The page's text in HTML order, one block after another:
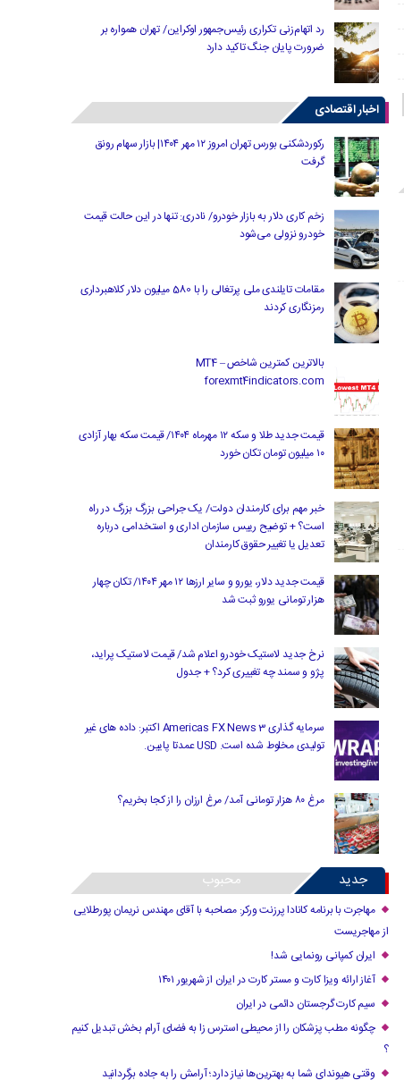
رد اتهام‌زنی تکراری رئیس‌جمهور اوکراین/ تهران همواره بر
ضرورت پایان جنگ تاکید دارد
اخبار اقتصادی
رکوردشکنی بورس تهران امروز ۱۲ مهر ۱۴۰۴| بازار سهام رونق
گرفت
زخم کاری دلار به بازار خودرو/ نادری: تنها در این حالت قیمت
خودرو نزولی می‌شود
مقامات تایلندی ملی پرتغالی را با 580 میلیون دلار کلاهبرداری
رمزنگاری کردند
بالاترین کمترین شاخص MT4 –
forexmt4indicators.com
قیمت جدید طلا و سکه ۱۲ مهرماه ۱۴۰۴/ قیمت سکه بهار آزادی
۱۰ میلیون تومان تکان خورد
خبر مهم برای کارمندان دولت/ یک جراحی بزرگ بزرگ در راه
است؟ + توضیح رییس سازمان اداری و استخدامی درباره
تعدیل یا تغییر حقوق کارمندان
قیمت جدید دلار، یورو و سایر ارزها ۱۲ مهر ۱۴۰۴/ تکان چهار
هزار تومانی یورو ثبت شد
نرخ جدید لاستیک خودرو اعلام شد/ قیمت لاستیک پراید،
پژو و سمند چه تغییری کرد؟ + جدول
سرمایه گذاری Americas FX News 3 اکتبر: داده های غیر
تولیدی مخلوط شده است. USD عمدتا پایین.
مرغ ۸۰ هزار تومانی آمد/ مرغ ارزان را از کجا بخریم؟
جدید محبوب
مهاجرت با برنامه کانادا پرزنت ورکر: مصاحبه با آقای مهندس نریمان پورطلایی
از مهاجریست
ایران کمپانی رونمایی شد!
آغاز ارائه ویزا کارت و مستر کارت در ایران از شهریور ۱۴۰۱
سیم کارت گرجستان دائمی در ایران
چگونه مطب پزشکان را از محیطی استرس زا به فضای آرام بخش تبدیل کنیم
؟
وقتی هیوندای شما به بهترین‌ها نیاز دارد؛ آرامش را به جاده برگردانید